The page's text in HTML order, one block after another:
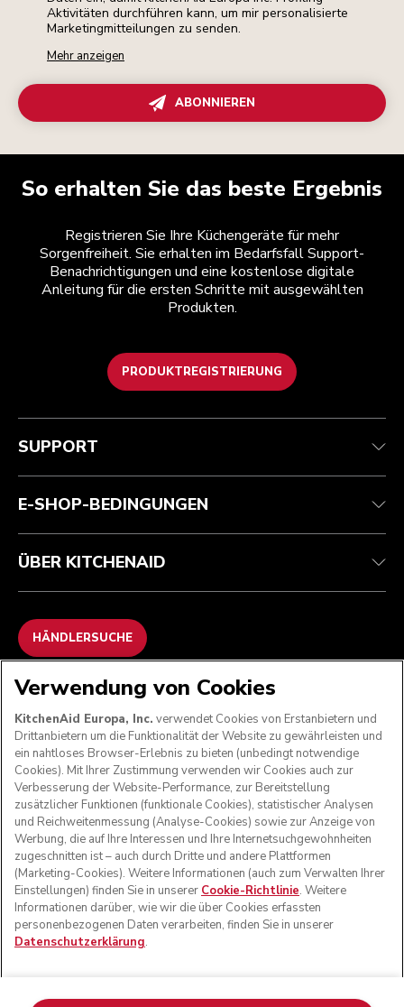
Aktivitäten durchführen kann, um mir personalisierte
Marketingmitteilungen zu senden.
Mehr anzeigen
ABONNIEREN
So erhalten Sie das beste Ergebnis
Registrieren Sie Ihre Küchengeräte für mehr
Sorgenfreiheit. Sie erhalten im Bedarfsfall Support-
Benachrichtigungen und eine kostenlose digitale
Anleitung für die ersten Schritte mit ausgewählten
Produkten.
PRODUKTREGISTRIERUNG
Kundenservice
Garantie und Dokumente
Kontaktieren Sie uns.
Teilnahmebedingungen
Rückgaben und Erstattungen
Impressum
ODR
Die Marke
Händlersuche
SUPPORT
E-SHOP-BEDINGUNGEN
ÜBER KITCHENAID
HÄNDLERSUCHE
WIR AKZEPTIEREN
FOLGEN SIE UNS
Verwendung von Cookies
KitchenAid Europa, Inc. verwendet Cookies von Erstanbietern und
Drittanbietern um die Funktionalität der Website zu gewährleisten und
ein nahtloses Browser-Erlebnis zu bieten (unbedingt notwendige
Cookies). Mit Ihrer Zustimmung verwenden wir Cookies auch zur
Verbesserung der Website-Performance, zur Bereitstellung
zusätzlicher Funktionen (funktionale Cookies), statistischer Analysen
und Reichweitenmessung (Analyse-Cookies) sowie zur Anzeige von
Werbung, die auf Ihre Interessen und Ihre Internetsuchgewohnheiten
zugeschnitten ist – auch durch Dritte und andere Plattformen
(Marketing-Cookies). Weitere Informationen (auch zum Verwalten Ihrer
Einstellungen) finden Sie in unserer Cookie-Richtlinie. Weitere
Informationen darüber, wie wir die über Cookies erfassten
personenbezogenen Daten verarbeiten, finden Sie in unserer
Datenschutzerklärung.